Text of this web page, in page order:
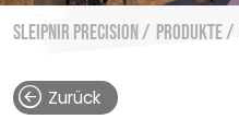
Sleipnir Precision / Produkte /
Zurück